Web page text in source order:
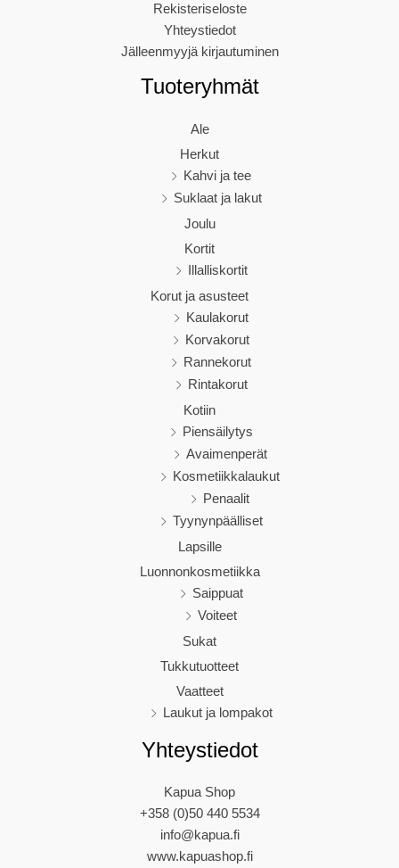
Rekisteriseloste
Yhteystiedot
Jälleenmyyjä kirjautuminen
Tuoteryhmät
Ale
Herkut
Kahvi ja tee
Suklaat ja lakut
Joulu
Kortit
Illalliskortit
Korut ja asusteet
Kaulakorut
Korvakorut
Rannekorut
Rintakorut
Kotiin
Piensäilytys
Avaimenperät
Kosmetiikkalaukut
Penaalit
Tyynynpäälliset
Lapsille
Luonnonkosmetiikka
Saippuat
Voiteet
Sukat
Tukkutuotteet
Vaatteet
Laukut ja lompakot
Yhteystiedot
Kapua Shop
+358 (0)50 440 5534
info@kapua.fi
www.kapuashop.fi